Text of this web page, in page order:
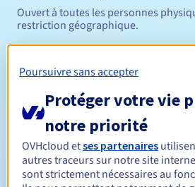
Ouvert à toutes les personnes
restriction géographique.
Durée de réservation
Durée de renouvellement
Poursuivre sans accepter
Protéger votre vie
notre priorité
OVHcloud etses partenaires
autres traceurs sur notre site
sont strictement nécessaires au